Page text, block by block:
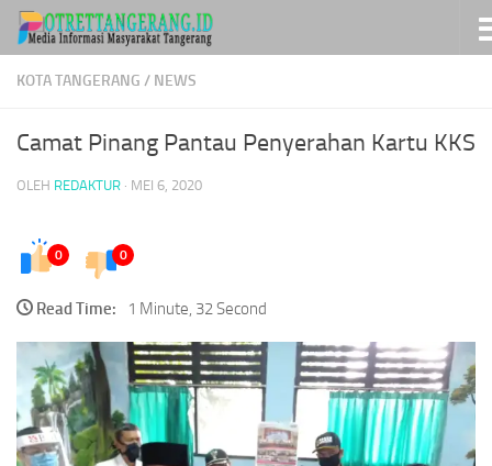
Skip to content
KOTA TANGERANG / NEWS
Camat Pinang Pantau Penyerahan Kartu KKS
OLEH REDAKTUR · MEI 6, 2020
0 0
Read Time: 1 Minute, 32 Second